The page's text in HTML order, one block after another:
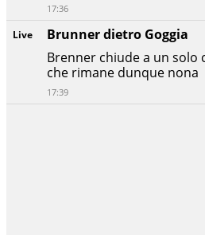
Live
Brunner dietro Goggia
Brenner chiude a un solo
che rimane dunque nona
17:39
17:36